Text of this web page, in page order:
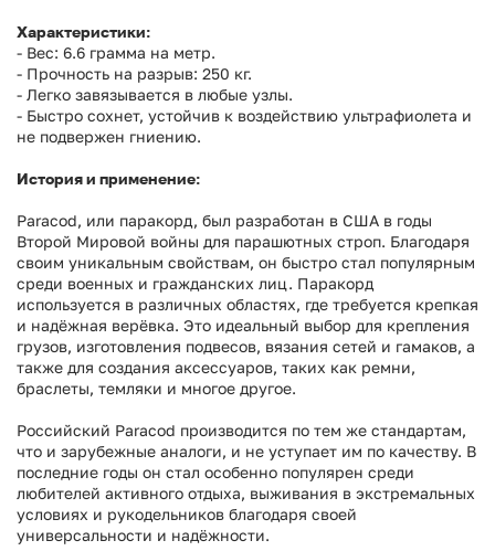
Характеристики:
- Вес: 6.6 грамма на метр.
- Прочность на разрыв: 250 кг.
- Легко завязывается в любые узлы.
- Быстро сохнет, устойчив к воздействию ультрафиолета и
не подвержен гниению.
История и применение:
Paracod, или паракорд, был разработан в США в годы
Второй Мировой войны для парашютных строп. Благодаря
своим уникальным свойствам, он быстро стал популярным
среди военных и гражданских лиц. Паракорд
используется в различных областях, где требуется крепкая
и надёжная верёвка. Это идеальный выбор для крепления
грузов, изготовления подвесов, вязания сетей и гамаков, а
также для создания аксессуаров, таких как ремни,
браслеты, темляки и многое другое.
Российский Paracod производится по тем же стандартам,
что и зарубежные аналоги, и не уступает им по качеству. В
последние годы он стал особенно популярен среди
любителей активного отдыха, выживания в экстремальных
условиях и рукодельников благодаря своей
универсальности и надёжности.